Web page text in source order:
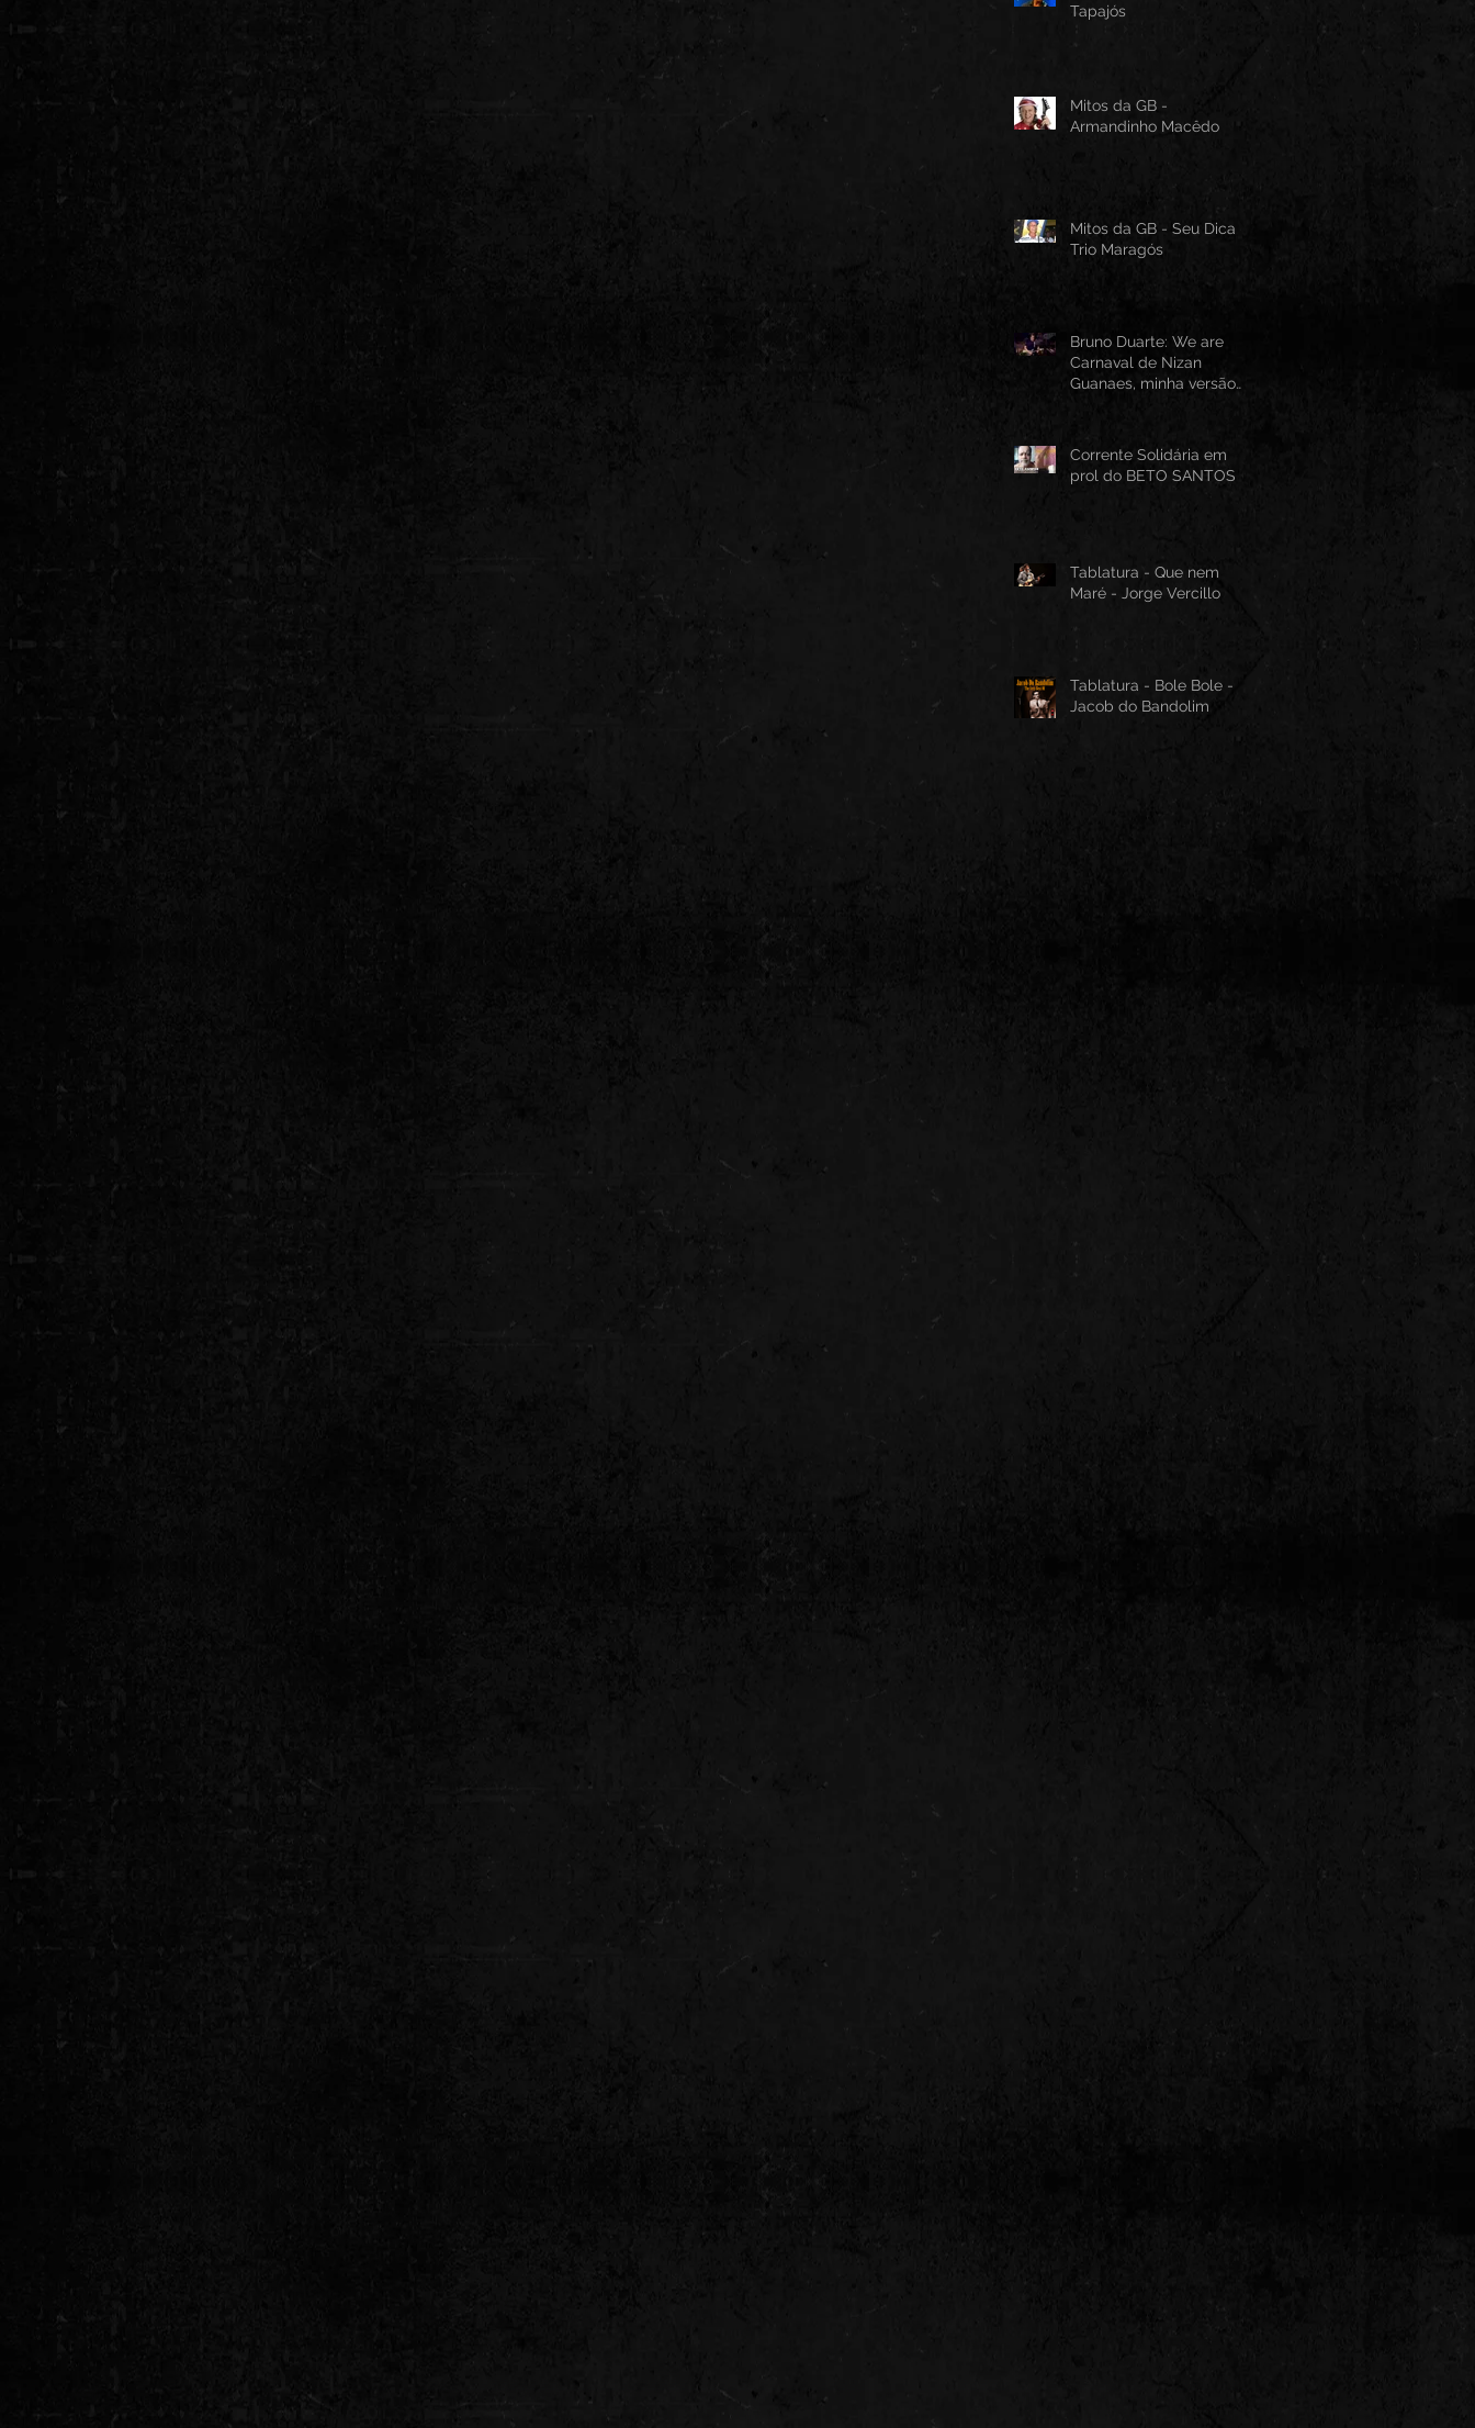
Tapajós
Mitos da GB -
Armandinho Macêdo
Mitos da GB - Seu Dica -
Trio Maragós
Bruno Duarte: We are
Carnaval de Nizan
Guanaes, minha versão
Corrente Solidária em
prol do BETO SANTOS
Tablatura - Que nem
Maré - Jorge Vercillo
Tablatura - Bole Bole -
Jacob do Bandolim